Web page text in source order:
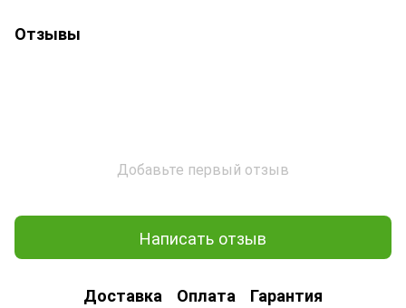
Отзывы
Добавьте первый отзыв
Написать отзыв
Доставка Оплата Гарантия